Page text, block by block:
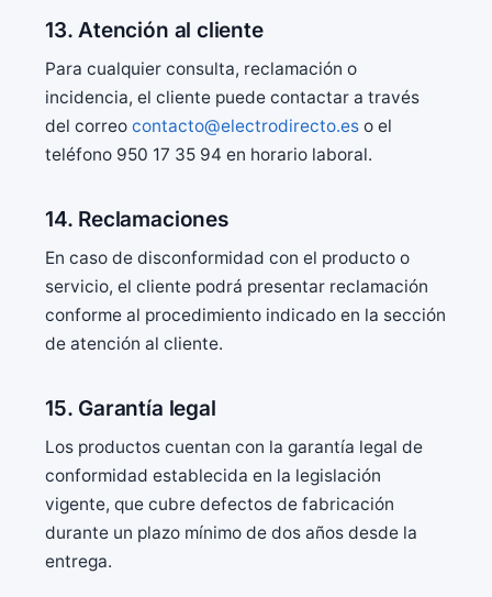
13. Atención al cliente
Para cualquier consulta, reclamación o
incidencia, el cliente puede contactar a través
del correo contacto@electrodirecto.es o el
teléfono 950 17 35 94 en horario laboral.
14. Reclamaciones
En caso de disconformidad con el producto o
servicio, el cliente podrá presentar reclamación
conforme al procedimiento indicado en la sección
de atención al cliente.
15. Garantía legal
Los productos cuentan con la garantía legal de
conformidad establecida en la legislación
vigente, que cubre defectos de fabricación
durante un plazo mínimo de dos años desde la
entrega.